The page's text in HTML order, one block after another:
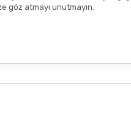
göz atmayı unutmayın.